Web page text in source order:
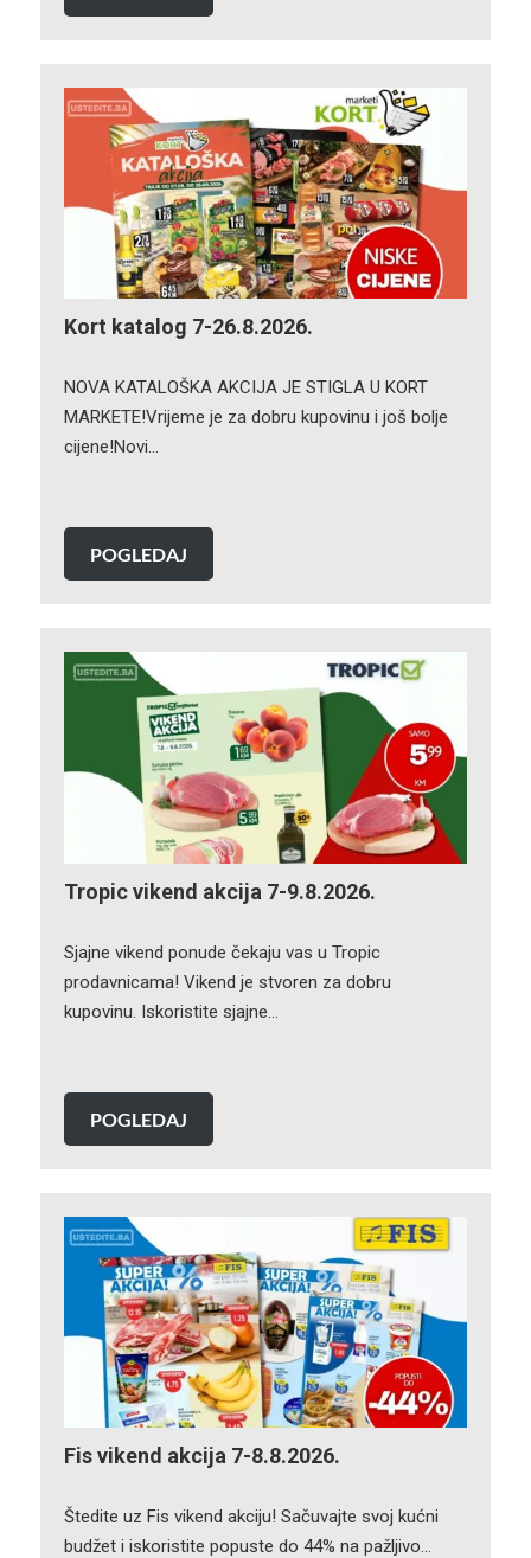
Kort katalog 7-26.8.2026.
NOVA KATALOŠKA AKCIJA JE STIGLA U KORT
MARKETE!Vrijeme je za dobru kupovinu i još bolje
cijene!Novi…
POGLEDAJ
Tropic vikend akcija 7-9.8.2026.
Sjajne vikend ponude čekaju vas u Tropic
prodavnicama! Vikend je stvoren za dobru
kupovinu. Iskoristite sjajne…
POGLEDAJ
Fis vikend akcija 7-8.8.2026.
Štedite uz Fis vikend akciju! Sačuvajte svoj kućni
budžet i iskoristite popuste do 44% na pažljivo…